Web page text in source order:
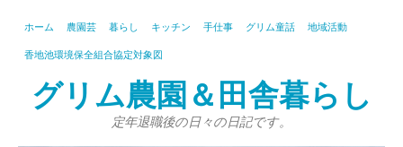
ホーム 農園芸 暮らし キッチン 手仕事 グリム童話 地域活動
香地池環境保全組合協定対象図
グリム農園＆田舎暮らし
定年退職後の日々の日記です。